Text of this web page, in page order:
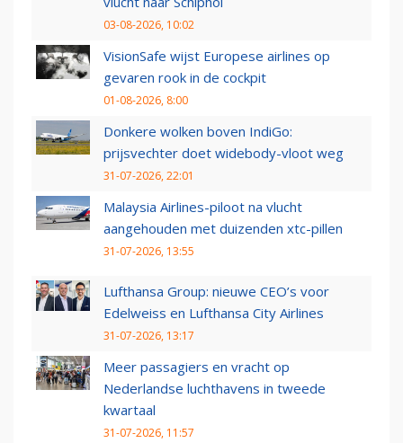
03-08-2026, 10:02
VisionSafe wijst Europese airlines op
gevaren rook in de cockpit
01-08-2026, 8:00
Donkere wolken boven IndiGo:
prijsvechter doet widebody-vloot weg
31-07-2026, 22:01
Malaysia Airlines-piloot na vlucht
aangehouden met duizenden xtc-pillen
31-07-2026, 13:55
Lufthansa Group: nieuwe CEO’s voor
Edelweiss en Lufthansa City Airlines
31-07-2026, 13:17
Meer passagiers en vracht op
Nederlandse luchthavens in tweede
kwartaal
31-07-2026, 11:57